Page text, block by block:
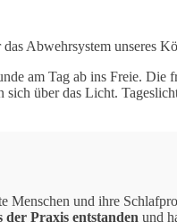
Abwehrsystem unseres
am Tag ab ins Freie.
über das Licht.
Menschen und ihre
der Praxis entstanden und